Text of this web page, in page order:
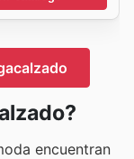
encuentran